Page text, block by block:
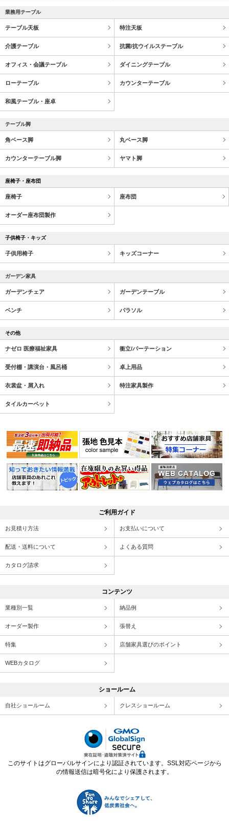
業務用テーブル
テーブル天板 特注天板
介護テーブル 抗菌/抗ウイルステーブル
オフィス・会議テーブル ダイニングテーブル
ローテーブル カウンターテーブル
和風テーブル・座卓
テーブル脚
角ベース脚 丸ベース脚
カウンターテーブル脚 ヤマト脚
座椅子・座布団
座椅子 座布団
オーダー座布団製作
子供椅子・キッズ
子供用椅子 キッズコーナー
ガーデン家具
ガーデンチェア ガーデンテーブル
ベンチ パラソル
その他
ナゼロ 医療福祉家具 衝立/パーテーション
受付棚・講演台・風呂桶 卓上用品
衣裳盆・屑入れ 特注家具製作
タイルカーペット
ご利用ガイド
お見積り方法 お支払いについて
配送・送料について よくある質問
カタログ請求
コンテンツ
業種別一覧 納品例
オーダー製作 張替え
特集 店舗家具選びのポイント
WEBカタログ
ショールーム
自社ショールーム クレスショールーム
このサイトはグローバルサインにより認証されています。SSL対応ページから
の情報送信は暗号化により保護されます。